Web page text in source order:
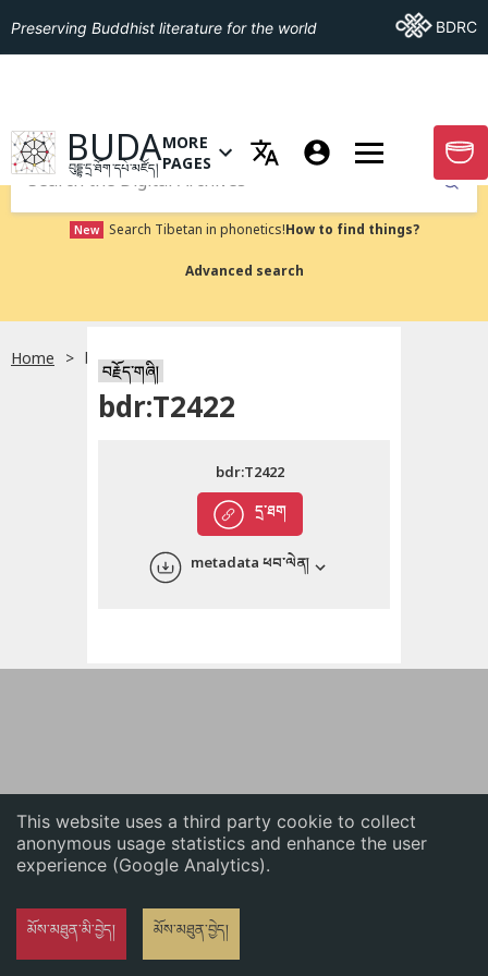
This website uses a third party cookie to collect
anonymous usage statistics and enhance the user
experience (Google Analytics).
མོས་མཐུན་མི་བྱེད། མོས་མཐུན་བྱེད།
English
Preserving Buddhist literature for the world Go ToBDRC
GO TO HOMEPAGE
BUDA
བུདྡྷ་དྲ་ཐོག་དཔེ་མཛོད།
OPEN MENU OF MORE PAGES
MORE
PAGES
GO
Submit
New Search Tibetan in phonetics!How to find things?
Advanced search
Home bdr:T2422
བརྗོད་གཞི།
bdr:T2422
དྲ་ཐག
bdr:T2422
metadata ཕབ་ལེན།